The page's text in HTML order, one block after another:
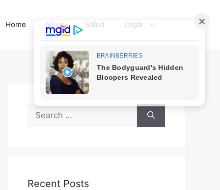
Home News Salud Legal
Search
for:
Recent Posts